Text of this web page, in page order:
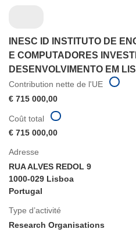
INESC ID INSTITUTO DE
E COMPUTADORES
DESENVOLVIMENTO EM
Contribution nette de l'UE
€ 715 000,00
Adresse
RUA ALVES REDOL 9
1000-029 Lisboa
Portugal
Type d’activité
Research Organisations
Coût total
€ 715 000,00